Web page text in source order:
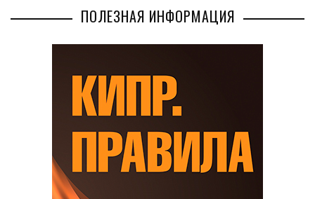
ПОЛЕЗНАЯ ИНФОРМАЦИЯ